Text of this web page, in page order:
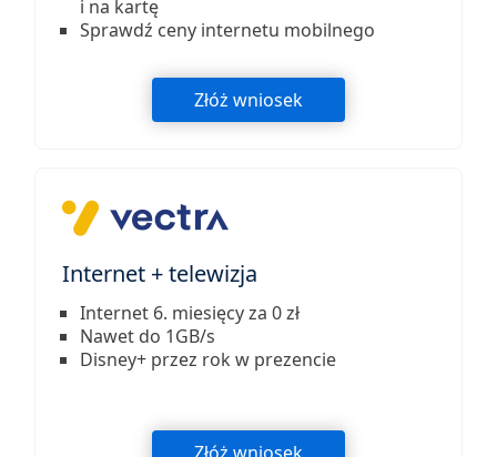
i na kartę
Sprawdź ceny internetu mobilnego
Złóż wniosek
Internet + telewizja
Internet 6. miesięcy za 0 zł
Nawet do 1GB/s
Disney+ przez rok w prezencie